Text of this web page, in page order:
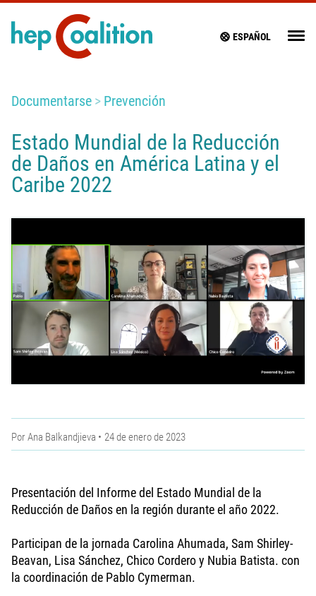
ESPAÑOL
Documentarse Prevención
Estado Mundial de la Reducción
de Daños en América Latina y el
Caribe 2022
PorAna Balkandjieva 24 de enero de 2023
Presentación del Informe del Estado Mundial de la
Reducción de Daños en la región durante el año 2022.
Participan de la jornada Carolina Ahumada, Sam Shirley-
Beavan, Lisa Sánchez, Chico Cordero y Nubia Batista. con
la coordinación de Pablo Cymerman.